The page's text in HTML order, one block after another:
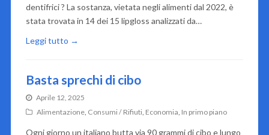
dentifrici ? La sostanza, vietata negli alimenti dal 2022, è
stata trovata in 14 dei 15 lipgloss analizzati da…
Leggi tutto →
Basta sprechi di cibo
Aprile 12, 2025
Alimentazione, Consumi / Rifiuti, Economia In primo piano
Ogni giorno un italiano butta via 90 grammi di cibo e lungo